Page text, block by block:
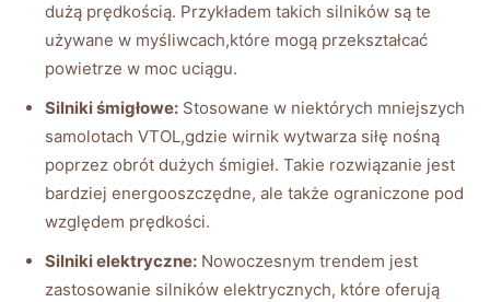
dużą‌ prędkością. ‍Przykładem takich silników są te
używane ⁢w myśliwcach,które mogą przekształcać
powietrze ⁢w moc uciągu.
Silniki śmigłowe: ⁣Stosowane w ⁣niektórych mniejszych
samolotach VTOL,gdzie wirnik wytwarza siłę ​nośną
poprzez obrót dużych‌ śmigieł. Takie rozwiązanie jest
bardziej ​energooszczędne, ‌ale ​także ograniczone pod
‌względem prędkości.
Silniki ⁢elektryczne: Nowoczesnym trendem jest
zastosowanie silników‍ elektrycznych, które oferują